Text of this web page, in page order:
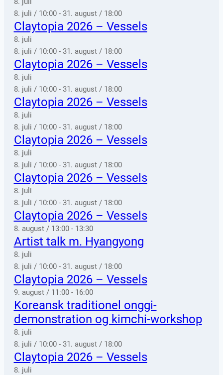
8. juli / 10:00- 31. august / 18:00
Claytopia 2026 – Vessels
8. juli
8. juli / 10:00- 31. august / 18:00
Claytopia 2026 – Vessels
8. juli
8. juli / 10:00- 31. august / 18:00
Claytopia 2026 – Vessels
8. juli
8. juli / 10:00- 31. august / 18:00
Claytopia 2026 – Vessels
8. juli
8. juli / 10:00- 31. august / 18:00
Claytopia 2026 – Vessels
8. juli
8. juli / 10:00- 31. august / 18:00
Claytopia 2026 – Vessels
8. august / 13:00- 13:30
Artist talk m. Hyangyong
8. juli
8. juli / 10:00- 31. august / 18:00
Claytopia 2026 – Vessels
9. august / 11:00- 16:00
Koreansk traditionel onggi-
demonstration og kimchi-workshop
8. juli
8. juli / 10:00- 31. august / 18:00
Claytopia 2026 – Vessels
8. juli